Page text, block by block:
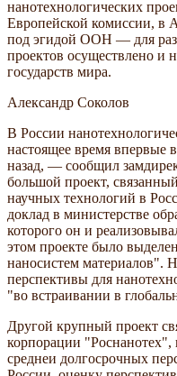
нанотехнологических
Европейской комиссии, в
под эгидой ООН — для
проектов осуществлено и
государств мира.
Александр Соколов
В России
настоящее время впервые
назад, — сообщил
большой проект,
научных технологий в
доклад в министерстве
которого он и
этом проекте было
наносистем материалов".
перспективы для
"во встраивании в
Другой крупный проект
корпорации "Роснанотех",
среднеи долгосрочных